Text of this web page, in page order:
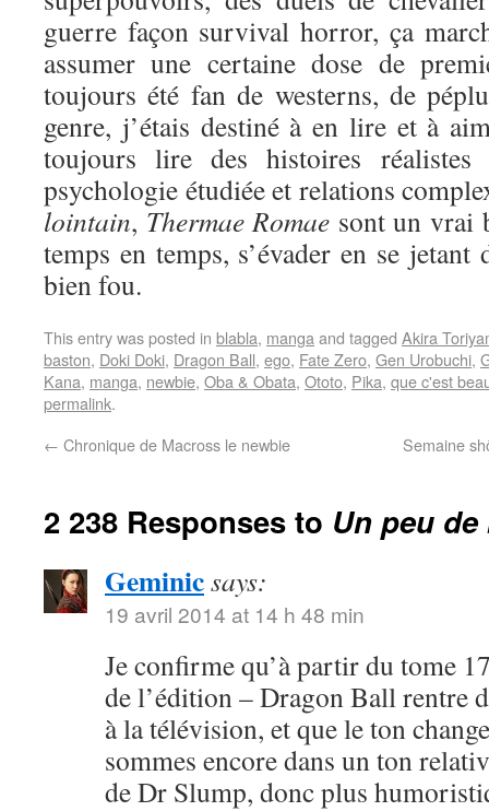
guerre façon survival horror, ça
assumer une certaine dose de
toujours été fan de westerns, de
genre, j’étais destiné à en lire et à
toujours lire des histoires
psychologie étudiée et relations
lointain, Thermae Romae sont un vrai
temps en temps, s’évader en se jetant
bien fou.
This entry was posted in blabla, manga and tagged Akira
baston, Doki Doki, Dragon Ball, ego, Fate Zero, Gen Urobuchi,
Kana, manga, newbie, Oba & Obata, Ototo, Pika, que c'est
permalink.
← Chronique de Macross le newbie Semaine
2 238 Responses to Un peu
Geminicsays:
19 avril 2014 at 14 h 48 min
Je confirme qu’à partir du tome
de l’édition – Dragon Ball rentre
à la télévision, et que le ton
sommes encore dans un ton
de Dr Slump, donc plus